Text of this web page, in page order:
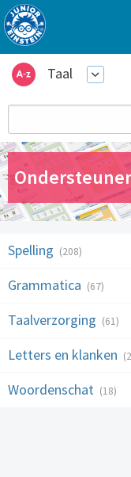
Taal
Spelling (208)
Grammatica (67)
Taalverzorging (61)
Letters en klanken
Woordenschat (18)